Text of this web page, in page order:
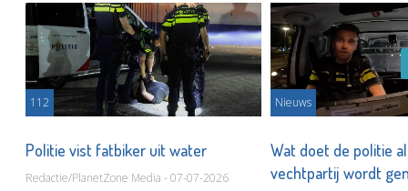
112
Politie vist fatbiker uit water
Redactie/PlanetZone Media - 07-07-2026
Nieuws
Wat doet de politie
vechtpartij wordt